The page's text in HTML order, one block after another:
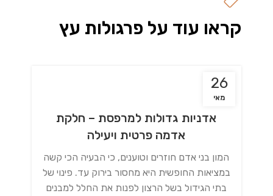
קראו עוד על פרגולות עץ
26
מאי
אדניות גדולות למרפסת – חלקת
אדמה פרטית ויעילה
המון בני אדם חוזרים וטוענים, כי הבעיה הכי קשה
במציאות החופשית היא מחסור בירוק עד. פינוי של
בתי הגידול בשל הרצון לפנות את החלל למבנים